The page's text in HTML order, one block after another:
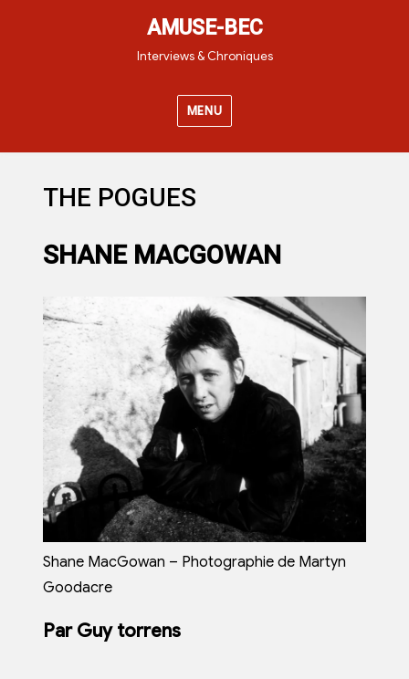
AMUSE-BEC
Interviews & Chroniques
MENU
THE POGUES
SHANE MACGOWAN
Shane MacGowan – Photographie de Martyn
Goodacre
Par Guy torrens